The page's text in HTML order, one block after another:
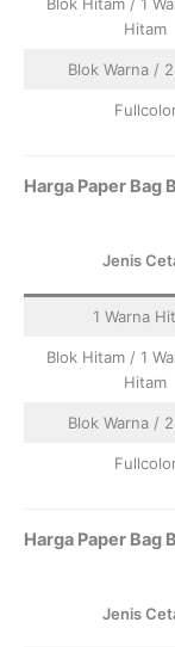
Blok Hitam / 1
Hitam
Blok Warna /
Harga Paper Bag
Jenis
1 Warna
Blok Hitam / 1
Hitam
Blok Warna /
Harga Paper Bag
Jenis